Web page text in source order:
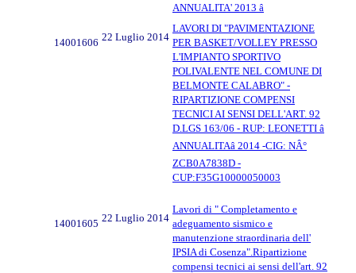
ANNUALITA' 2013 â
14001606 22 Luglio 2014
LAVORI DI "PAVIMENTAZIONE
PER BASKET/VOLLEY PRESSO
L'IMPIANTO SPORTIVO
POLIVALENTE NEL COMUNE DI
BELMONTE CALABRO" -
RIPARTIZIONE COMPENSI
TECNICI AI SENSI DELL'ART. 92
D.LGS 163/06 - RUP: LEONETTI â
ANNUALITAâ 2014 -CIG: NÂ°
ZCB0A7838D -
CUP:F35G10000050003
14001605 22 Luglio 2014
Lavori di " Completamento e
adeguamento sismico e
manutenzione straordinaria dell'
IPSIA di Cosenza".Ripartizione
compensi tecnici ai sensi dell'art. 92